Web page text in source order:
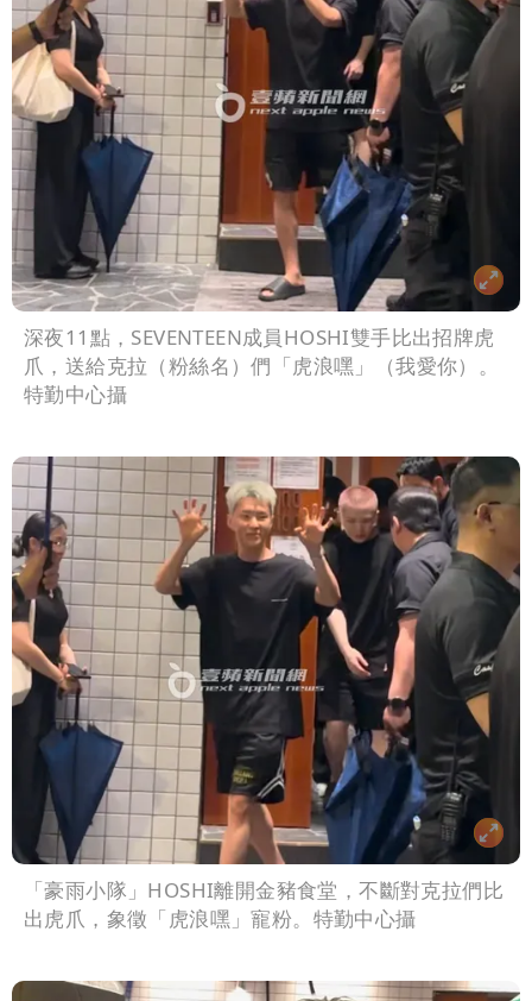
深夜11點，SEVENTEEN成員HOSHI雙手比出招牌虎
爪，送給克拉（粉絲名）們「虎浪嘿」（我愛你）。
特勤中心攝
「豪雨小隊」HOSHI離開金豬食堂，不斷對克拉們比
出虎爪，象徵「虎浪嘿」寵粉。特勤中心攝